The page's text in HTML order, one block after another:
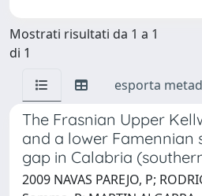
Mostrati risultati da 1 a 1
di 1
esporta
The Frasnian Upper
and a lower Famennian
gap in Calabria
2009 NAVAS PAREJO, P;